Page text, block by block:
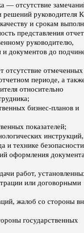
— отсутствие
руководителя
и срокам
представления
руководителю,
и документов до
отсутствие отмеченных
периоде, а
относительно
бизнес-планов и
показателей;
инструкций,
и технике
оформления
работ,
или договорными
жалоб со стороны
государственных